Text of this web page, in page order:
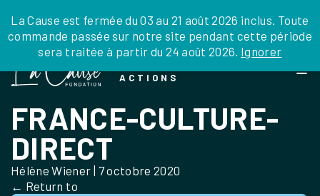
to
the
La Cause est fermée du 03 au 21 août 2026 inclus. Toute
commande passée sur notre site pendant cette période
sera traitée à partir du 24 août 2026. Ignorer
JE DONNE JE PARRAINE NOUS SOUTENIR
DEPUIS LA FRANCE
DEPUIS L’INTERNATIONAL
EN TANT QU’ORGANISATION
LEGS, LIBÉRALITÉS
0 ARTICLE
ACTIONS
FRANCE-CULTURE-
DIRECT
Hélène Wiener | 7 octobre 2020
← Return to